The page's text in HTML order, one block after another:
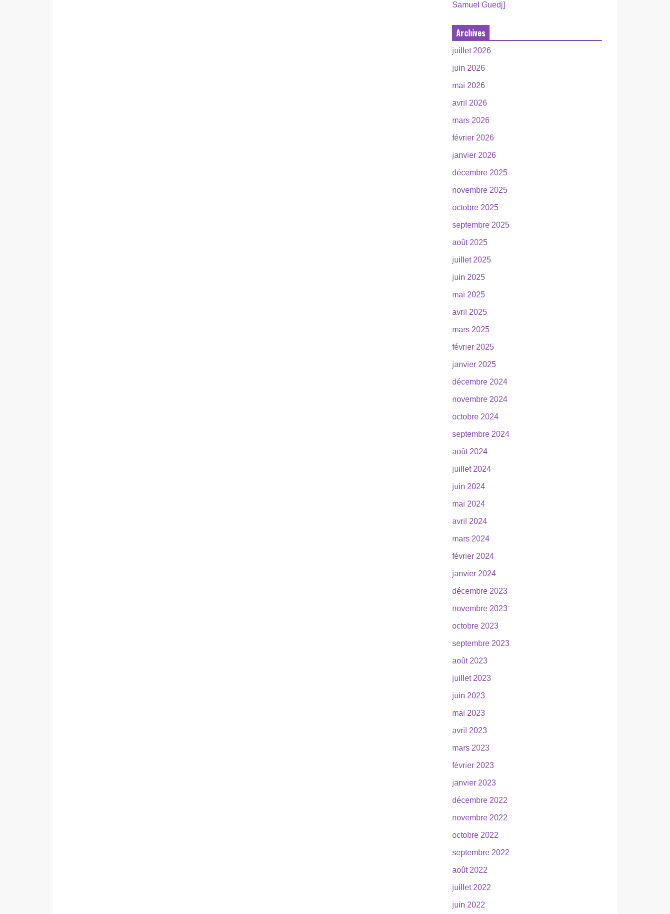
Samuel Guedj]
Archives
juillet 2026
juin 2026
mai 2026
avril 2026
mars 2026
février 2026
janvier 2026
décembre 2025
novembre 2025
octobre 2025
septembre 2025
août 2025
juillet 2025
juin 2025
mai 2025
avril 2025
mars 2025
février 2025
janvier 2025
décembre 2024
novembre 2024
octobre 2024
septembre 2024
août 2024
juillet 2024
juin 2024
mai 2024
avril 2024
mars 2024
février 2024
janvier 2024
décembre 2023
novembre 2023
octobre 2023
septembre 2023
août 2023
juillet 2023
juin 2023
mai 2023
avril 2023
mars 2023
février 2023
janvier 2023
décembre 2022
novembre 2022
octobre 2022
septembre 2022
août 2022
juillet 2022
juin 2022